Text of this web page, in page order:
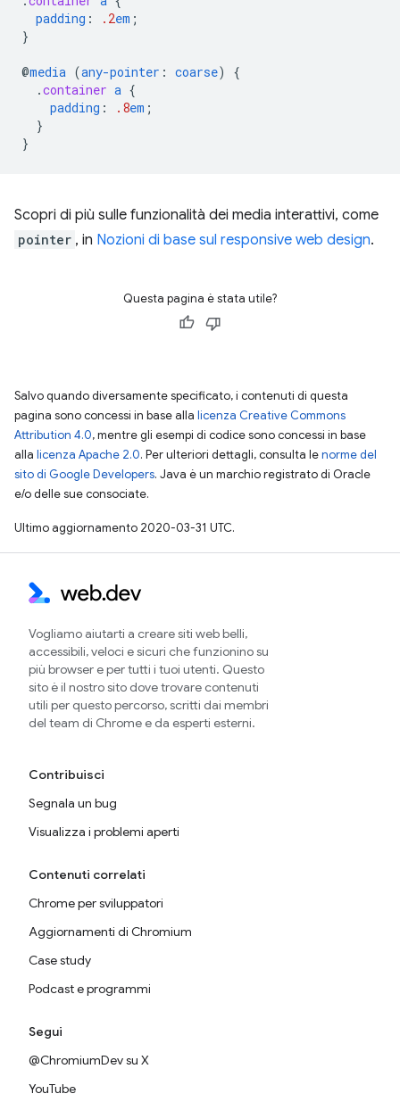
padding : .2em ;
}
@media (any-pointer : coarse)
{
.container a {
padding : .8em ;
}
}
Scopri di più sulle funzionalità dei media interattivi, come
pointer , in Nozioni di base sul responsive web design.
Questa pagina è stata utile?
Salvo quando diversamente specificato, i contenuti di questa
pagina sono concessi in base alla licenza Creative Commons
Attribution 4.0, mentre gli esempi di codice sono concessi in base
alla licenza Apache 2.0. Per ulteriori dettagli, consulta lenorme del
sito di Google Developers. Java è un marchio registrato di Oracle
e/o delle sue consociate.
Ultimo aggiornamento 2020-03-31 UTC.
Vogliamo aiutarti a creare siti web belli,
accessibili, veloci e sicuri che funzionino su
più browser e per tutti i tuoi utenti. Questo
sito è il nostro sito dove trovare contenuti
utili per questo percorso, scritti dai membri
del team di Chrome e da esperti esterni.
Contribuisci
Segnala un bug
Visualizza i problemi aperti
Contenuti correlati
Chrome per sviluppatori
Aggiornamenti di Chromium
Case study
Podcast e programmi
Segui
@ChromiumDev su X
YouTube